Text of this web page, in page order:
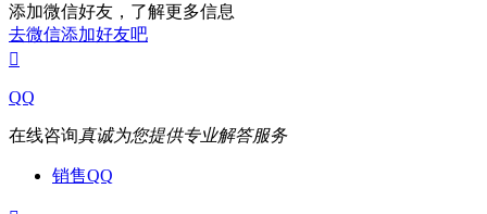
添加微信好友，了解更多信息
去微信添加好友吧

QQ
在线咨询真诚为您提供专业解答服务
销售QQ